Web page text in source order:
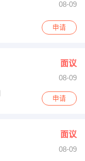
08-09
申请
面议
08-09
申请
面议
08-09